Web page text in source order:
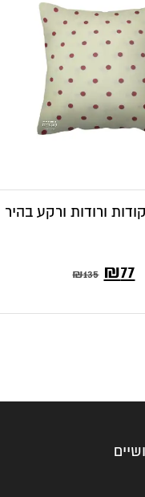
ורודות ורקע בהיר
₪135 המחיר
₪77